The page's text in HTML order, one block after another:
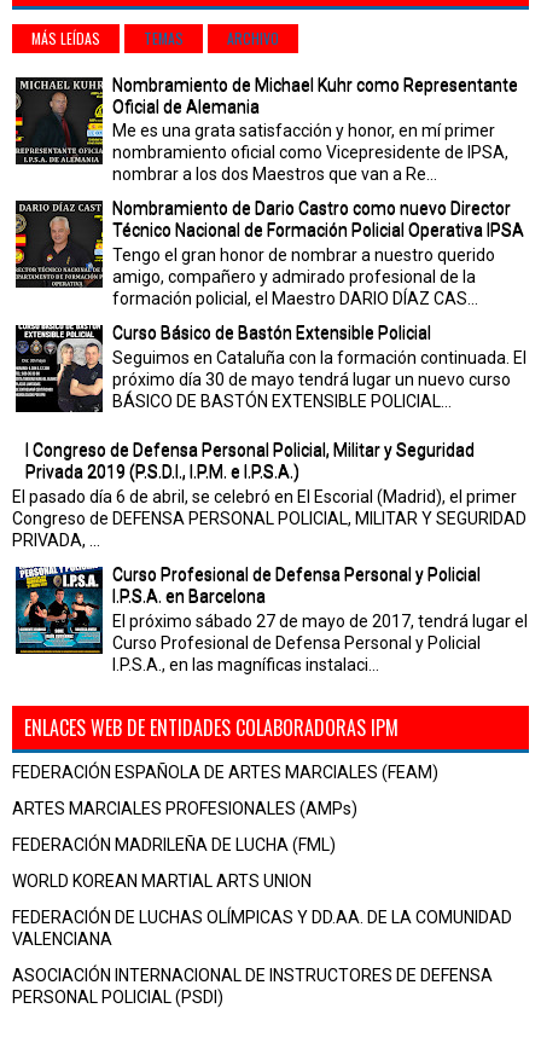
MÁS LEÍDAS TEMAS ARCHIVO
Nombramiento de Michael Kuhr como Representante
Oficial de Alemania
Me es una grata satisfacción y honor, en mí primer
nombramiento oficial como Vicepresidente de IPSA,
nombrar a los dos Maestros que van a Re...
Nombramiento de Dario Castro como nuevo Director
Técnico Nacional de Formación Policial Operativa IPSA
Tengo el gran honor de nombrar a nuestro querido
amigo, compañero y admirado profesional de la
formación policial, el Maestro DARIO DÍAZ CAS...
Curso Básico de Bastón Extensible Policial
Seguimos en Cataluña con la formación continuada. El
próximo día 30 de mayo tendrá lugar un nuevo curso
BÁSICO DE BASTÓN EXTENSIBLE POLICIAL...
I Congreso de Defensa Personal Policial, Militar y Seguridad
Privada 2019 (P.S.D.I., I.P.M. e I.P.S.A.)
El pasado día 6 de abril, se celebró en El Escorial (Madrid), el primer
Congreso de DEFENSA PERSONAL POLICIAL, MILITAR Y SEGURIDAD
PRIVADA, ...
Curso Profesional de Defensa Personal y Policial
I.P.S.A. en Barcelona
El próximo sábado 27 de mayo de 2017, tendrá lugar el
Curso Profesional de Defensa Personal y Policial
I.P.S.A., en las magníficas instalaci...
ENLACES WEB DE ENTIDADES COLABORADORAS IPM
FEDERACIÓN ESPAÑOLA DE ARTES MARCIALES (FEAM)
ARTES MARCIALES PROFESIONALES (AMPs)
FEDERACIÓN MADRILEÑA DE LUCHA (FML)
WORLD KOREAN MARTIAL ARTS UNION
FEDERACIÓN DE LUCHAS OLÍMPICAS Y DD.AA. DE LA COMUNIDAD
VALENCIANA
ASOCIACIÓN INTERNACIONAL DE INSTRUCTORES DE DEFENSA
PERSONAL POLICIAL (PSDI)